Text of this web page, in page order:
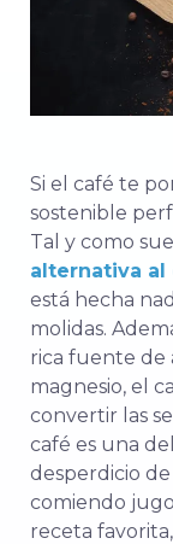
Si el café te
sostenible
Tal y como
alternativa al
está hecha
molidas.
rica fuente de
magnesio, el
convertir las
café es una
desperdicio de
comiendo
receta